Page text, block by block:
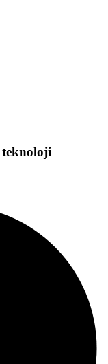
teknoloji